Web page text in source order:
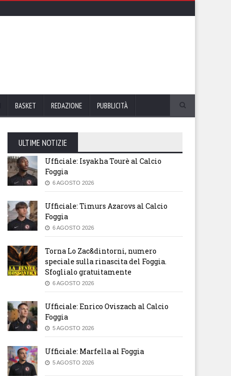
BASKET REDAZIONE PUBBLICITÀ
ULTIME NOTIZIE
Ufficiale: Isyakha Tourè al Calcio
Foggia
6 AGOSTO 2026
Ufficiale: Timurs Azarovs al Calcio
Foggia
6 AGOSTO 2026
Torna Lo Zac&dintorni, numero
speciale sulla rinascita del Foggia.
Sfoglialo gratuitamente
6 AGOSTO 2026
Ufficiale: Enrico Oviszach al Calcio
Foggia
5 AGOSTO 2026
Ufficiale: Marfella al Foggia
5 AGOSTO 2026